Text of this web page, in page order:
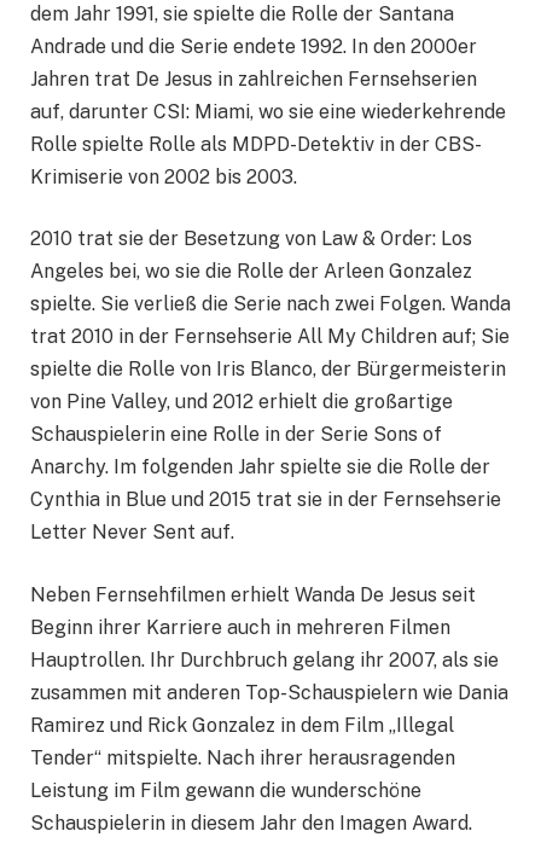
dem Jahr 1991, sie spielte die Rolle der Santana
Andrade und die Serie endete 1992. In den 2000er
Jahren trat De Jesus in zahlreichen Fernsehserien
auf, darunter CSI: Miami, wo sie eine wiederkehrende
Rolle spielte Rolle als MDPD-Detektiv in der CBS-
Krimiserie von 2002 bis 2003.
2010 trat sie der Besetzung von Law & Order: Los
Angeles bei, wo sie die Rolle der Arleen Gonzalez
spielte. Sie verließ die Serie nach zwei Folgen. Wanda
trat 2010 in der Fernsehserie All My Children auf; Sie
spielte die Rolle von Iris Blanco, der Bürgermeisterin
von Pine Valley, und 2012 erhielt die großartige
Schauspielerin eine Rolle in der Serie Sons of
Anarchy. Im folgenden Jahr spielte sie die Rolle der
Cynthia in Blue und 2015 trat sie in der Fernsehserie
Letter Never Sent auf.
Neben Fernsehfilmen erhielt Wanda De Jesus seit
Beginn ihrer Karriere auch in mehreren Filmen
Hauptrollen. Ihr Durchbruch gelang ihr 2007, als sie
zusammen mit anderen Top-Schauspielern wie Dania
Ramirez und Rick Gonzalez in dem Film „Illegal
Tender“ mitspielte. Nach ihrer herausragenden
Leistung im Film gewann die wunderschöne
Schauspielerin in diesem Jahr den Imagen Award.